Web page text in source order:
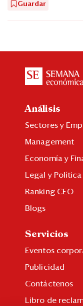
Guardar
Análisis
Sectores y
Management
Economía y
Legal y Política
Ranking CEO
Blogs
Servicios
Eventos
Publicidad
Contáctenos
Libro de